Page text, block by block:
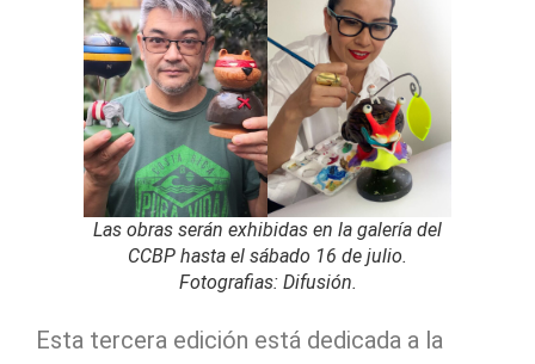
Las obras serán exhibidas en la galería del
CCBP hasta el sábado 16 de julio.
Fotografias: Difusión.
Esta tercera edición está dedicada a la